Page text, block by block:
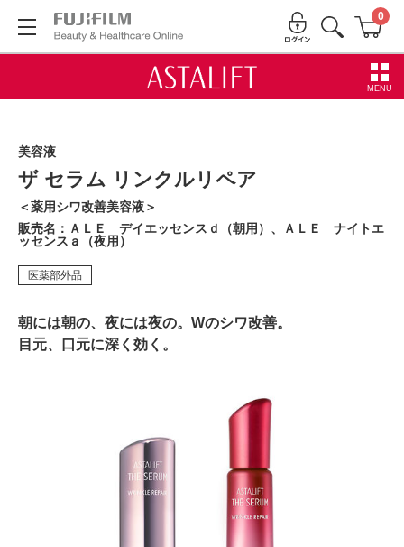
0
MENU
美容液
ザ セラム リンクルリペア
＜薬用シワ改善美容液＞
販売名：ＡＬＥ デイエッセンスｄ（朝用）、ＡＬＥ ナイトエ
ッセンスａ（夜用）
医薬部外品
朝には朝の、夜には夜の。Wのシワ改善。
目元、口元に深く効く。